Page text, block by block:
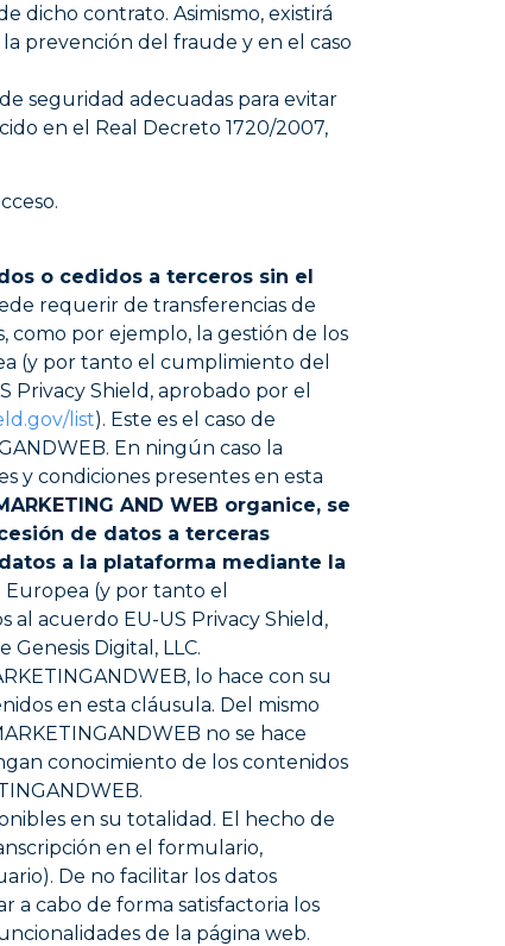
dicho contrato. Asimismo, existirá
prevención del fraude y en el caso
seguridad adecuadas para evitar
en el Real Decreto 1720/2007,
o cedidos a terceros sin el
requerir de transferencias de
como por ejemplo, la gestión de los
(y por tanto el cumplimiento del
Shield, aprobado por el
list). Este es el caso de
En ningún caso la
y condiciones presentes en esta
AND WEB organice, se
de datos a terceras
a la plataforma mediante la
(y por tanto el
acuerdo EU-US Privacy Shield,
Digital, LLC.
lo hace con su
en esta cláusula. Del mismo
no se hace
conocimiento de los contenidos
en su totalidad. El hecho de
en el formulario,
De no facilitar los datos
a cabo de forma satisfactoria los
de la página web.